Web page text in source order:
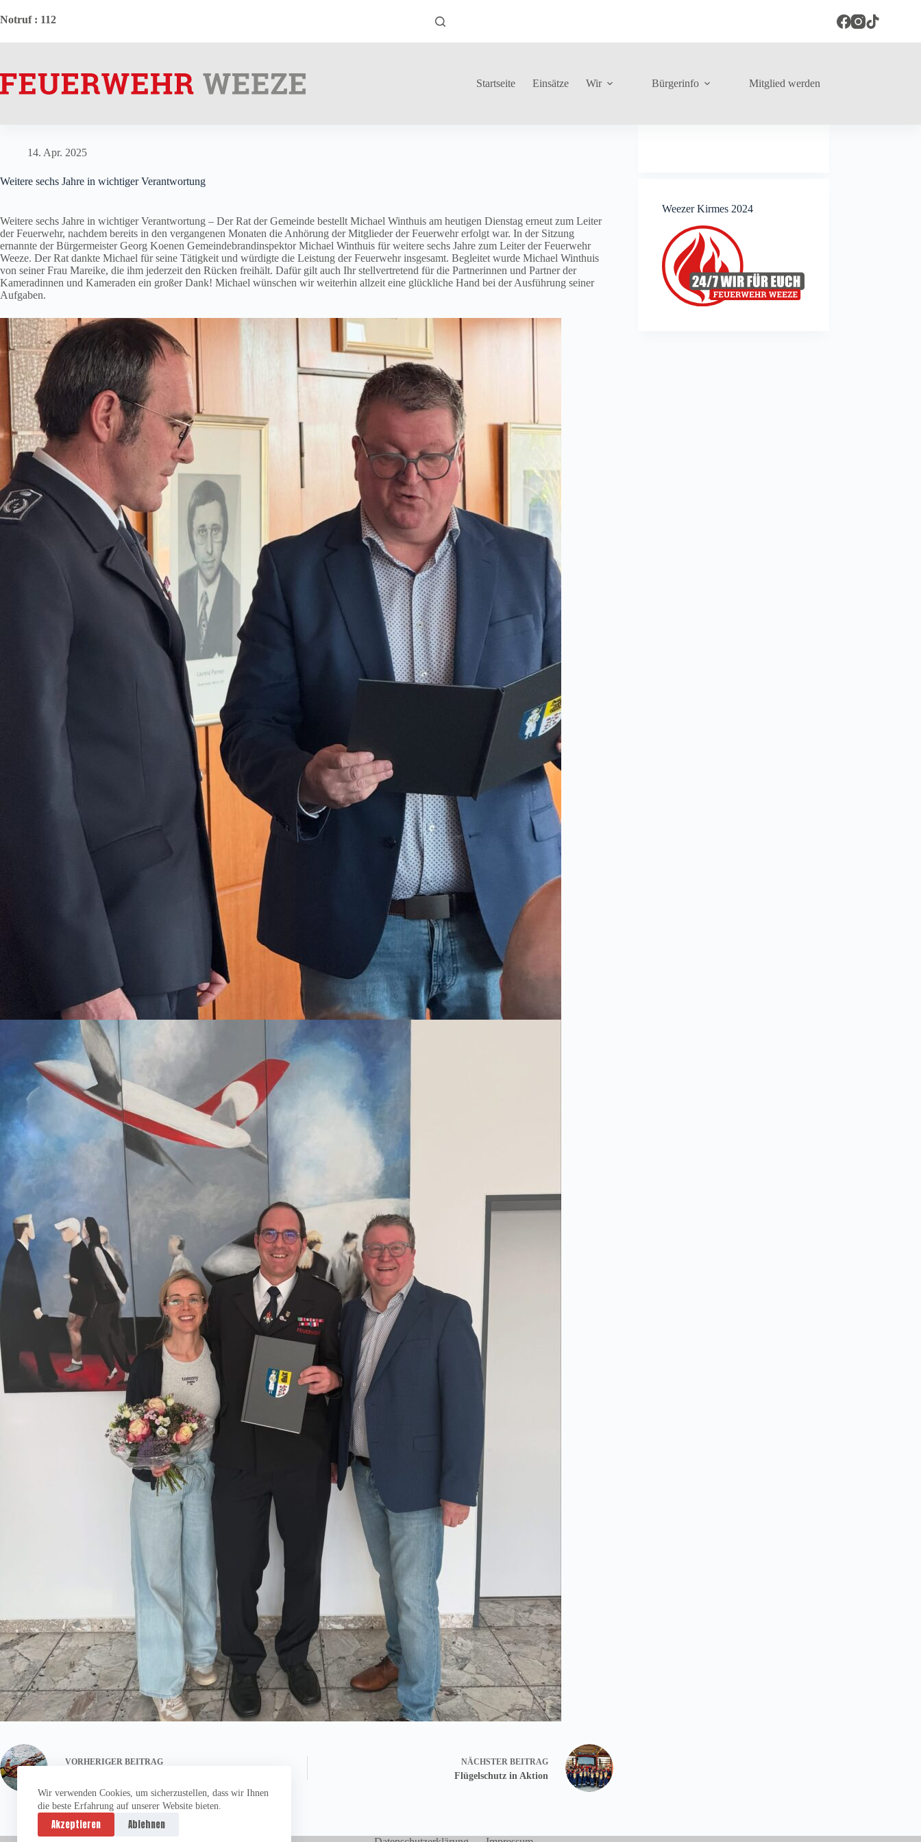
Inhalt
Wir verwenden Cookies, um sicherzustellen, dass wir Ihnen
die beste Erfahrung auf unserer Website bieten.
Akzeptieren Ablehnen
Notruf: 112
Startseite Einsätze Wir Bürgerinfo Mitglied werden
14. Apr. 2025
Weitere sechs Jahre in wichtiger Verantwortung
Weitere sechs Jahre in wichtiger Verantwortung – Der Rat der Gemeinde bestellt Michael Winthuis am heutigen Dienstag erneut zum Leiter
der Feuerwehr, nachdem bereits in den vergangenen Monaten die Anhörung der Mitglieder der Feuerwehr erfolgt war. In der Sitzung
ernannte der Bürgermeister Georg Koenen Gemeindebrandinspektor Michael Winthuis für weitere sechs Jahre zum Leiter der Feuerwehr
Weeze. Der Rat dankte Michael für seine Tätigkeit und würdigte die Leistung der Feuerwehr insgesamt. Begleitet wurde Michael Winthuis
von seiner Frau Mareike, die ihm jederzeit den Rücken freihält. Dafür gilt auch Ihr stellvertretend für die Partnerinnen und Partner der
Kameradinnen und Kameraden ein großer Dank! Michael wünschen wir weiterhin allzeit eine glückliche Hand bei der Ausführung seiner
Aufgaben.
VORHERIGER BEITRAG NÄCHSTERBEITRAG
Flügelschutz in Aktion
Weezer Kirmes 2024